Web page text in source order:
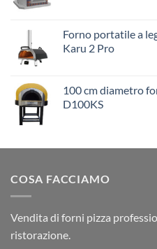
Forno portatile a
Karu 2 Pro
100 cm diametro
D100KS
COSA FACCIAMO
Vendita di forni pizza
ristorazione.